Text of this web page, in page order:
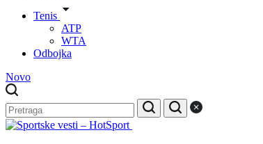
Tenis
ATP
WTA
Odbojka
Novo